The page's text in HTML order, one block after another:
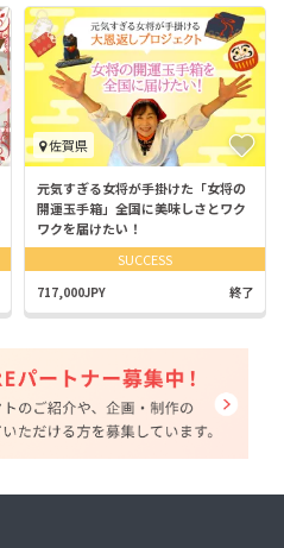
佐賀県
元気すぎる女将が手掛けた「女将の
開運玉手箱」全国に美味しさとワク
ワクを届けたい！
SUCCESS
717,000JPY 終了